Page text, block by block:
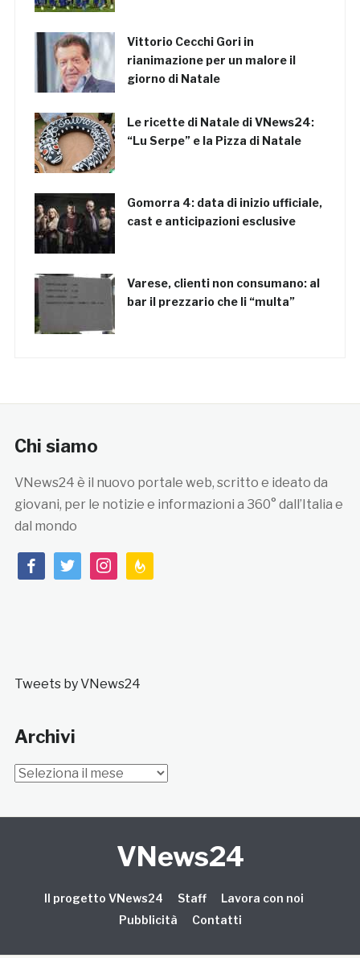
Vittorio Cecchi Gori in
rianimazione per un malore il
giorno di Natale
Le ricette di Natale di VNews24:
“Lu Serpe” e la Pizza di Natale
Gomorra 4: data di inizio ufficiale,
cast e anticipazioni esclusive
Varese, clienti non consumano: al
bar il prezzario che li “multa”
Chi siamo
VNews24 è il nuovo portale web, scritto e ideato da
giovani, per le notizie e informazioni a 360° dall’Italia e
dal mondo
facebooktwitterinstagramfeedburner
Tweets by VNews24
Archivi
Archivi
VNews24
Il progetto VNews24 Staff
Lavora con noi
Pubblicità
Contatti